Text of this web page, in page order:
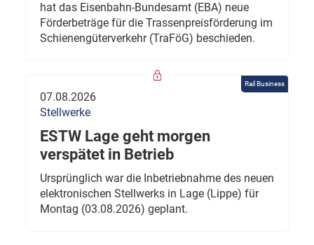
hat das Eisenbahn-Bundesamt (EBA) neue
Förderbeträge für die Trassenpreisförderung im
Schienengüterverkehr (TraFöG) beschieden.
Rail Business
07.08.2026
Stellwerke
ESTW Lage geht morgen
verspätet in Betrieb
Ursprünglich war die Inbetriebnahme des neuen
elektronischen Stellwerks in Lage (Lippe) für
Montag (03.08.2026) geplant.